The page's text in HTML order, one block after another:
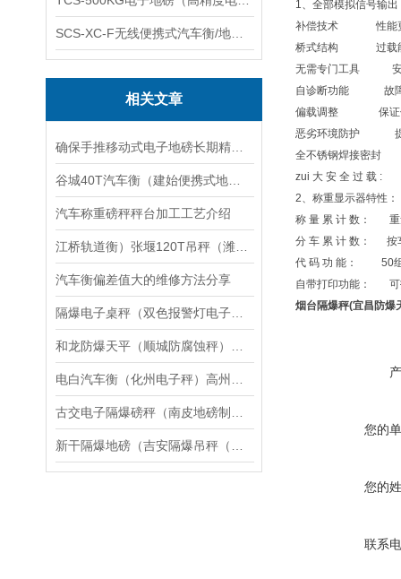
相关文章
汽车称重磅秤秤台加工工艺介绍
汽车衡偏差值大的维修方法分享
1、全部模拟信号输
补偿技术 性能
桥式结构 过载
无需专门工具 安
自诊断功能 故障
偏载调整 保证优
恶劣环境防护 提
全不锈钢焊接密封
zui 大 安 全
2、称重显示器特性：
称 量 累 计 数： 重
分 车 累 计 数： 按
代 码 功 能： 50组
自带打印功能： 可
烟台隔爆秤(宜昌防爆
您的
您的
联系